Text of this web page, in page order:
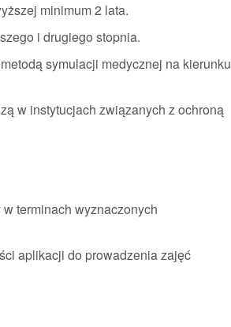
minimum 2 lata.
i drugiego stopnia.
symulacji medycznej na kierunku
w instytucjach związanych z ochroną
terminach wyznaczonych
aplikacji do prowadzenia zajęć